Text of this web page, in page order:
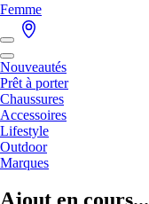
Femme
Nouveautés
Prêt à porter
Chaussures
Accessoires
Lifestyle
Outdoor
Marques